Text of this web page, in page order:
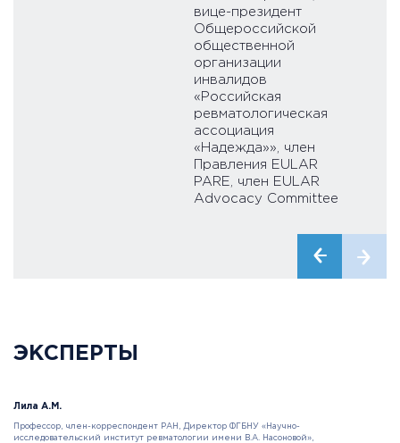
вице-президент
Общероссийской
общественной
организации
инвалидов
«Российская
ревматологическая
ассоциация
«Надежда»», член
Правления EULAR
PARE, член EULAR
Advocacy Committee
ЭКСПЕРТЫ
Лила А.М.
Профессор, член-корреспондент РАН, Директор ФГБНУ «Научно-
исследовательский институт ревматологии имени В.А. Насоновой»,